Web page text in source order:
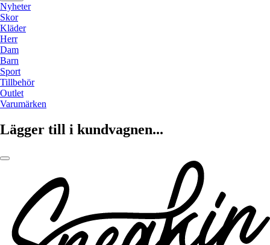
Nyheter
Skor
Kläder
Herr
Dam
Barn
Sport
Tillbehör
Outlet
Varumärken
Lägger till i kundvagnen...